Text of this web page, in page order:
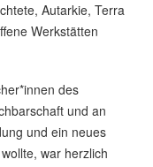
Autarkie, Terra
Werkstätten
des
und an
und ein neues
war herzlich